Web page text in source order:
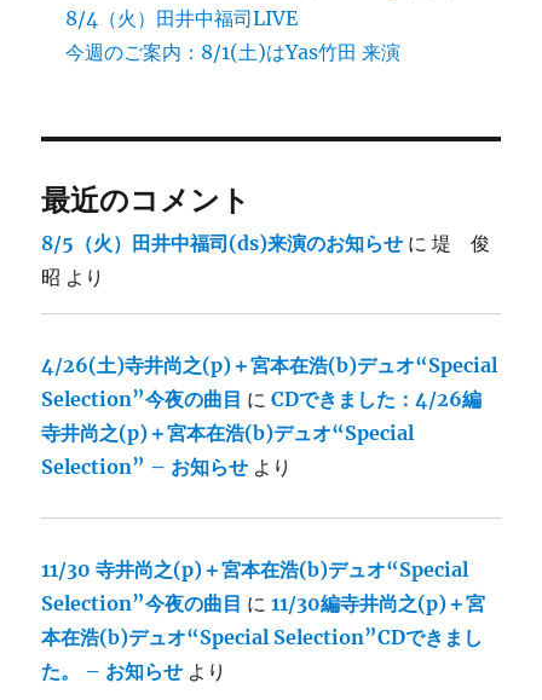
8/4（火）田井中福司LIVE
今週のご案内：8/1(土)はYas竹田 来演
最近のコメント
8/5（火）田井中福司(ds)来演のお知らせ に堤 俊
昭 より
4/26(土)寺井尚之(p)＋宮本在浩(b)デュオ“Special
Selection”今夜の曲目 にCDできました：4/26編
寺井尚之(p)＋宮本在浩(b)デュオ“Special
Selection” – お知らせ より
11/30 寺井尚之(p)＋宮本在浩(b)デュオ“Special
Selection”今夜の曲目 に11/30編寺井尚之(p)＋宮
本在浩(b)デュオ“Special Selection”CDできまし
た。 – お知らせ より